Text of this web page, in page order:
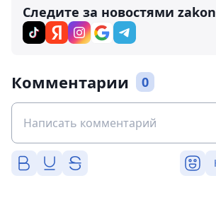
Следите за новостями
Комментарии 0